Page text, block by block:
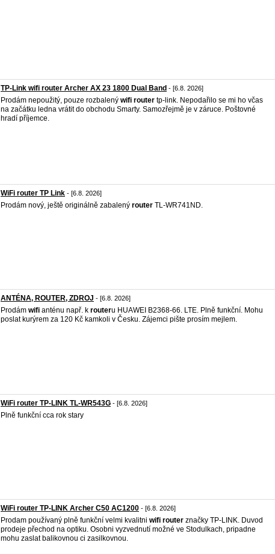
TP-Link wifi router Archer AX 23 1800 Dual Band - [6.8. 2026]
Prodám nepoužitý, pouze rozbalený wifi router tp-link. Nepodařilo se mi ho včas
na začátku ledna vrátit do obchodu Smarty. Samozřejmě je v záruce. Poštovné
hradí příjemce.
WiFi router TP Link - [6.8. 2026]
Prodám nový, ještě originálně zabalený router TL-WR741ND.
ANTÉNA, ROUTER, ZDROJ - [6.8. 2026]
Prodám wifi anténu např. k routeru HUAWEI B2368-66. LTE. Plně funkční. Mohu
poslat kurýrem za 120 Kč kamkoli v Česku. Zájemci pište prosím mejlem.
WiFi router TP-LINK TL-WR543G - [6.8. 2026]
Plně funkční cca rok stary
WiFi router TP-LINK Archer C50 AC1200 - [6.8. 2026]
Prodam používaný plně funkční velmi kvalitni wifi router značky TP-LINK. Duvod
prodeje přechod na optiku. Osobni vyzvednutí možné ve Stodulkach, pripadne
mohu zaslat balikovnou ci zasilkovnou.